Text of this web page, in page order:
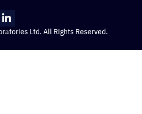
Ltd. All Rights Reserved.